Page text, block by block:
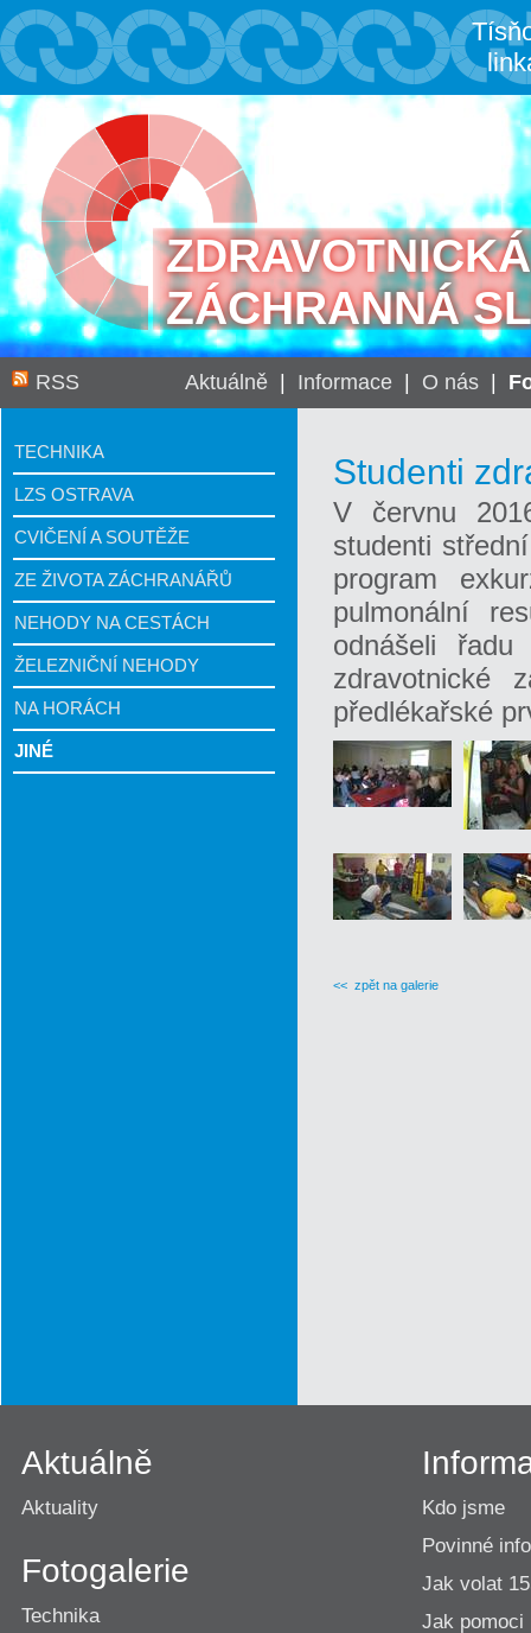
ZDRAVOTNICKÁ
ZÁCHRANNÁ
RSS Aktuálně| Informace| O nás|
TECHNIKA
LZS OSTRAVA
CVIČENÍ A SOUTĚŽE
ZE ŽIVOTA ZÁCHRANÁŘŮ
NEHODY NA CESTÁCH
ŽELEZNIČNÍ NEHODY
NA HORÁCH
JINÉ
Studenti
V červnu
studenti
program
pulmonální
odnášeli
zdravotnické
předlékařské
<< zpět na galerie
Aktuálně
Aktuality
Fotogalerie
Technika
Kdo jsme
Povinné
Jak volat
Jak pomoci